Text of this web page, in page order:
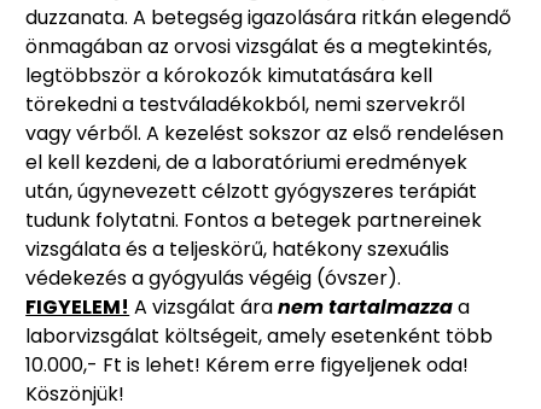
duzzanata. A betegség igazolására ritkán elegendő
önmagában az orvosi vizsgálat és a megtekintés,
legtöbbször a kórokozók kimutatására kell
törekedni a testváladékokból, nemi szervekről
vagy vérből. A kezelést sokszor az első rendelésen
el kell kezdeni, de a laboratóriumi eredmények
után, úgynevezett célzott gyógyszeres terápiát
tudunk folytatni. Fontos a betegek partnereinek
vizsgálata és a teljeskörű, hatékony szexuális
védekezés a gyógyulás végéig (óvszer).
FIGYELEM! A vizsgálat áranem tartalmazzaa
laborvizsgálat költségeit, amely esetenként több
10.000,- Ft is lehet! Kérem erre figyeljenek oda!
Köszönjük!